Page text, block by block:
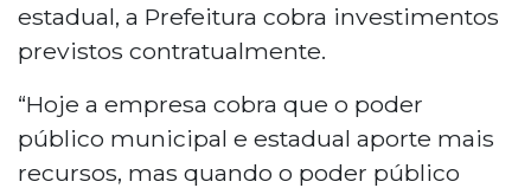
estadual, a Prefeitura cobra investimentos
previstos contratualmente.
“Hoje a empresa cobra que o poder
público municipal e estadual aporte mais
recursos, mas quando o poder público